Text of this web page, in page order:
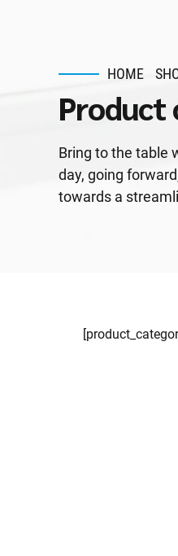
HOME
Product
Bring to the table
day, going
towards a